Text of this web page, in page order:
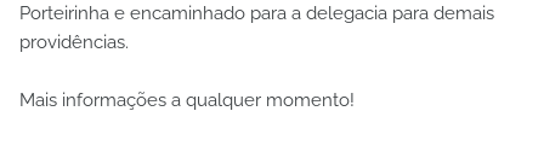
Porteirinha e encaminhado para a delegacia para demais
providências.
Mais informações a qualquer momento!